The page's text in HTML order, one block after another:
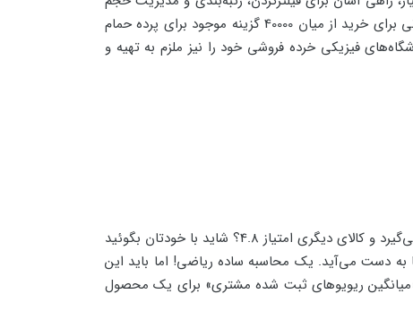
بالای انتخاب‌های پیش‌روی کاربران است، روشی که لازمه زندگی در قرن 21 می‌باشد. مثلاً یک کاربر چطور می‌تواند در اندک زمانی برای خرید از میان 40000 گزینه موجود برای پرده حمام
فیزیکی خرده فروشی خود را نیز ملزم به تهیه و
اما برداشت درک درستی از ستاره‌های زرد نشان آمازون، اندکی پیچیده‌تر از ظاهر ساده آن است. چرا یک کالا، امتیاز 4.7 ستاره می‌گیرد و کالای دیگری امتیاز 4.8؟ شاید با خودتان بگوئید
به دست می‌آید. یک محاسبه ساده ریاضی! اما باید این
«میانگین ریویوهای ثبت شده مشتری» برای یک محصول